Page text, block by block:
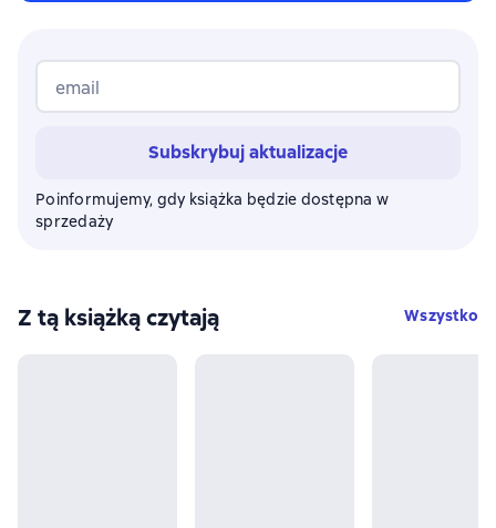
email
Subskrybuj aktualizacje
Poinformujemy, gdy książka będzie dostępna w
sprzedaży
Z tą książką czytają Wszystko